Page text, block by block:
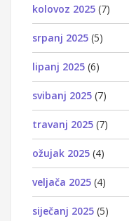
kolovoz 2025 (7)
srpanj 2025 (5)
lipanj 2025 (6)
svibanj 2025 (7)
travanj 2025 (7)
ožujak 2025 (4)
veljača 2025 (4)
siječanj 2025 (5)